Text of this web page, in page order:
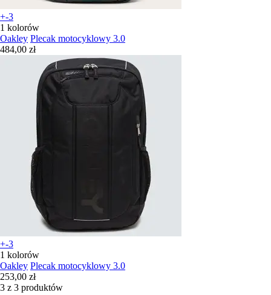
+-3
1 kolorów
Oakley Plecak motocyklowy 3.0
484,00 zł
+-3
1 kolorów
Oakley Plecak motocyklowy 3.0
253,00 zł
3 z 3 produktów